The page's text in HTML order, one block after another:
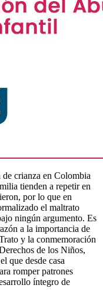
crianza en Colombia
tienden a repetir en
por lo que en
el maltrato
ningún argumento. Es
a la importancia de
y la conmemoración
de los Niños,
que desde casa
romper patrones
íntegro de